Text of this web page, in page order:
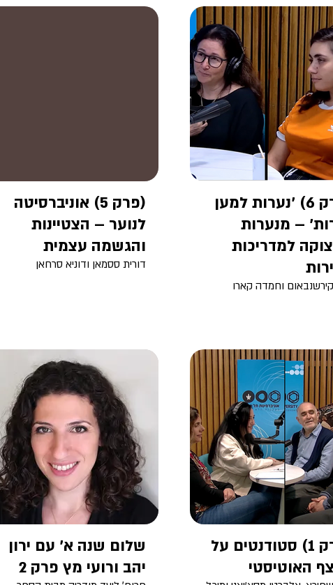
(פרק 6) 'נערות למען
– מנערות
למדריכות
וחמדה קארו
(פרק 5) אוניברסיטה
לנוער – הצטיינות
והגשמה עצמית
דורית ססמאן ודוניא סרחאן
(פרק 1) סטודנטים על
האוטיסטי
שלום שנה א' עם ירון
יהב ורועי מץ פרק 2